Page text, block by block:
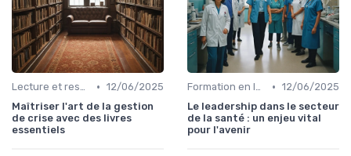
Lecture et ressources pour leaders • 12/06/2025
Maîtriser l'art de la gestion
de crise avec des livres
essentiels
Formation en leadership • 12/06/2025
Le leadership dans le secteur
de la santé : un enjeu vital
pour l'avenir